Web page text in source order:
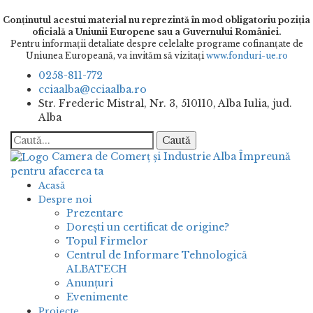
Conținutul acestui material nu reprezintă în mod obligatoriu poziția
oficială a Uniunii Europene sau a Guvernului României.
Pentru informaţii detaliate despre celelalte programe cofinanţate de
Uniunea Europeană, va invităm să vizitaţiwww.fonduri-ue.ro
0258-811-772
cciaalba@cciaalba.ro
Str. Frederic Mistral, Nr. 3, 510110, Alba Iulia, jud.
Alba
Caută
Camera de Comerț și Industrie Alba Împreună
pentru afacerea ta
Acasă
Despre noi
Prezentare
Dorești un certificat de origine?
Topul Firmelor
Centrul de Informare Tehnologică
ALBATECH
Anunțuri
Evenimente